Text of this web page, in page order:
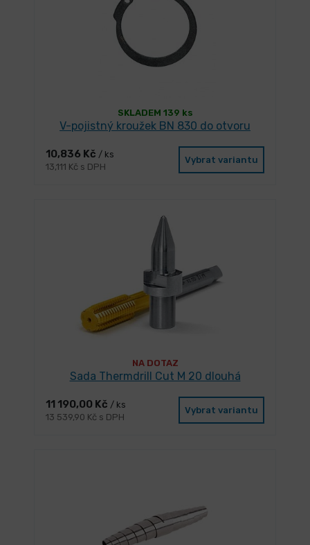
SKLADEM 139 ks
V-pojistný kroužek BN 830 do otvoru
10,836 Kč / ks
13,111 Kč s DPH
Vybrat variantu
NA DOTAZ
Sada Thermdrill Cut M 20 dlouhá
11 190,00 Kč / ks
13 539,90 Kč s DPH
Vybrat variantu